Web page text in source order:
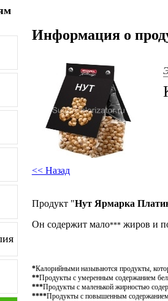
Информация о
<< Назад
Продукт "Нут Ярмарка
Он содержит мало***жиров и
*Калорийными называются продукты,
**Продукты с умеренным содержанием
***Продукты с маленькой жирностью
****Продукты с повышенным содержанием